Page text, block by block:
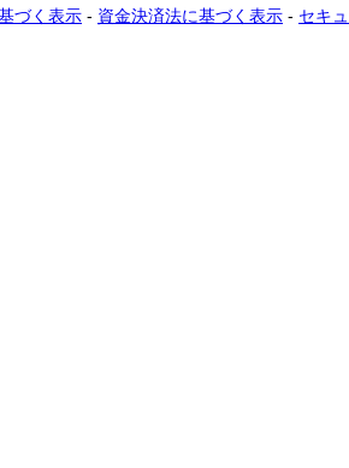
づく表示 - 資金決済法に基づく表示 - セキ